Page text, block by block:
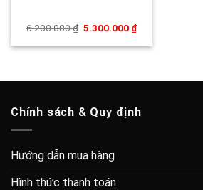
6.200.000₫ Giá
là:
5.300.000 ₫Giá
tại
Chính sách & Quy định
Hướng dẫn mua hàng
Hình thức thanh toán